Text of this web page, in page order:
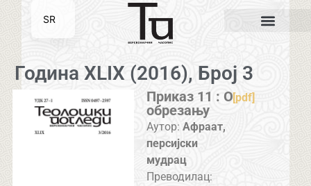
Година XLIX (2016), Број 3
Приказ 11 : О
обрезању
[pdf]
Аутор: Афраат,
персијски
мудрац
Преводилац:
SR
EN